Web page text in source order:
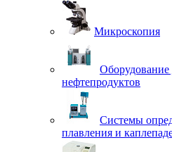
Микроскопия
Оборудование
нефтепродуктов
Системы
плавления и